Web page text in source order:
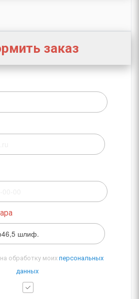
заказ
обработку моих персональных
данных